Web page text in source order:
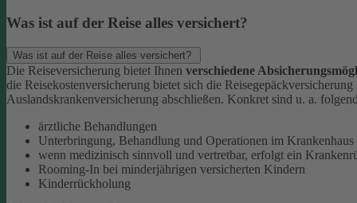
Was ist auf der Reise alles versichert?
Was ist auf der Reise alles versichert?
Die Reiseversicherung bietet Ihnen verschiedene
die Reisekostenversicherung bietet sich die
Auslandskrankenversicherung abschließen. Konkret sind u. a.
ärztliche Behandlungen
Unterbringung, Behandlung und Operationen im
wenn medizinisch sinnvoll und vertretbar, erfolgt ein
Rooming-In bei minderjährigen versicherten Kindern
Kinderrückholung